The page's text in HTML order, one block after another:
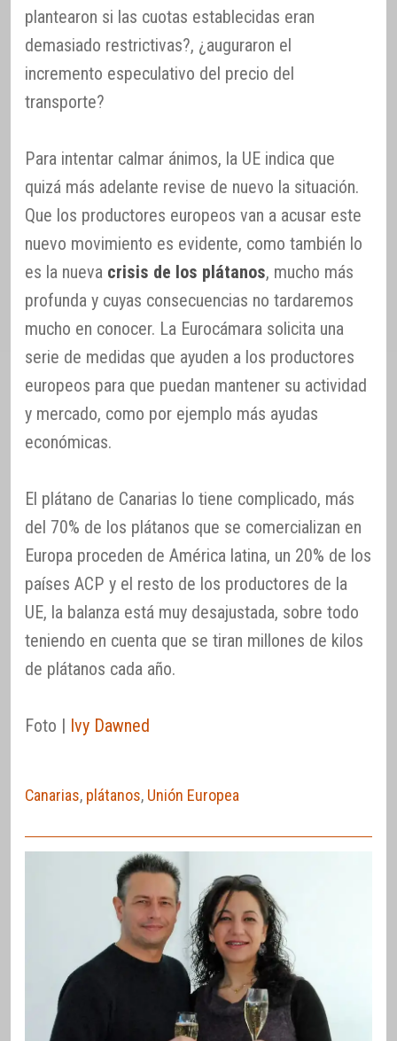
plantearon si las cuotas establecidas eran
demasiado restrictivas?, ¿auguraron el
incremento especulativo del precio del
transporte?
Para intentar calmar ánimos, la UE indica que
quizá más adelante revise de nuevo la situación.
Que los productores europeos van a acusar este
nuevo movimiento es evidente, como también lo
es la nueva crisis de los plátanos, mucho más
profunda y cuyas consecuencias no tardaremos
mucho en conocer. La Eurocámara solicita una
serie de medidas que ayuden a los productores
europeos para que puedan mantener su actividad
y mercado, como por ejemplo más ayudas
económicas.
El plátano de Canarias lo tiene complicado, más
del 70% de los plátanos que se comercializan en
Europa proceden de América latina, un 20% de los
países ACP y el resto de los productores de la
UE, la balanza está muy desajustada, sobre todo
teniendo en cuenta que se tiran millones de kilos
de plátanos cada año.
Foto | Ivy Dawned
Canarias, plátanos, Unión Europea